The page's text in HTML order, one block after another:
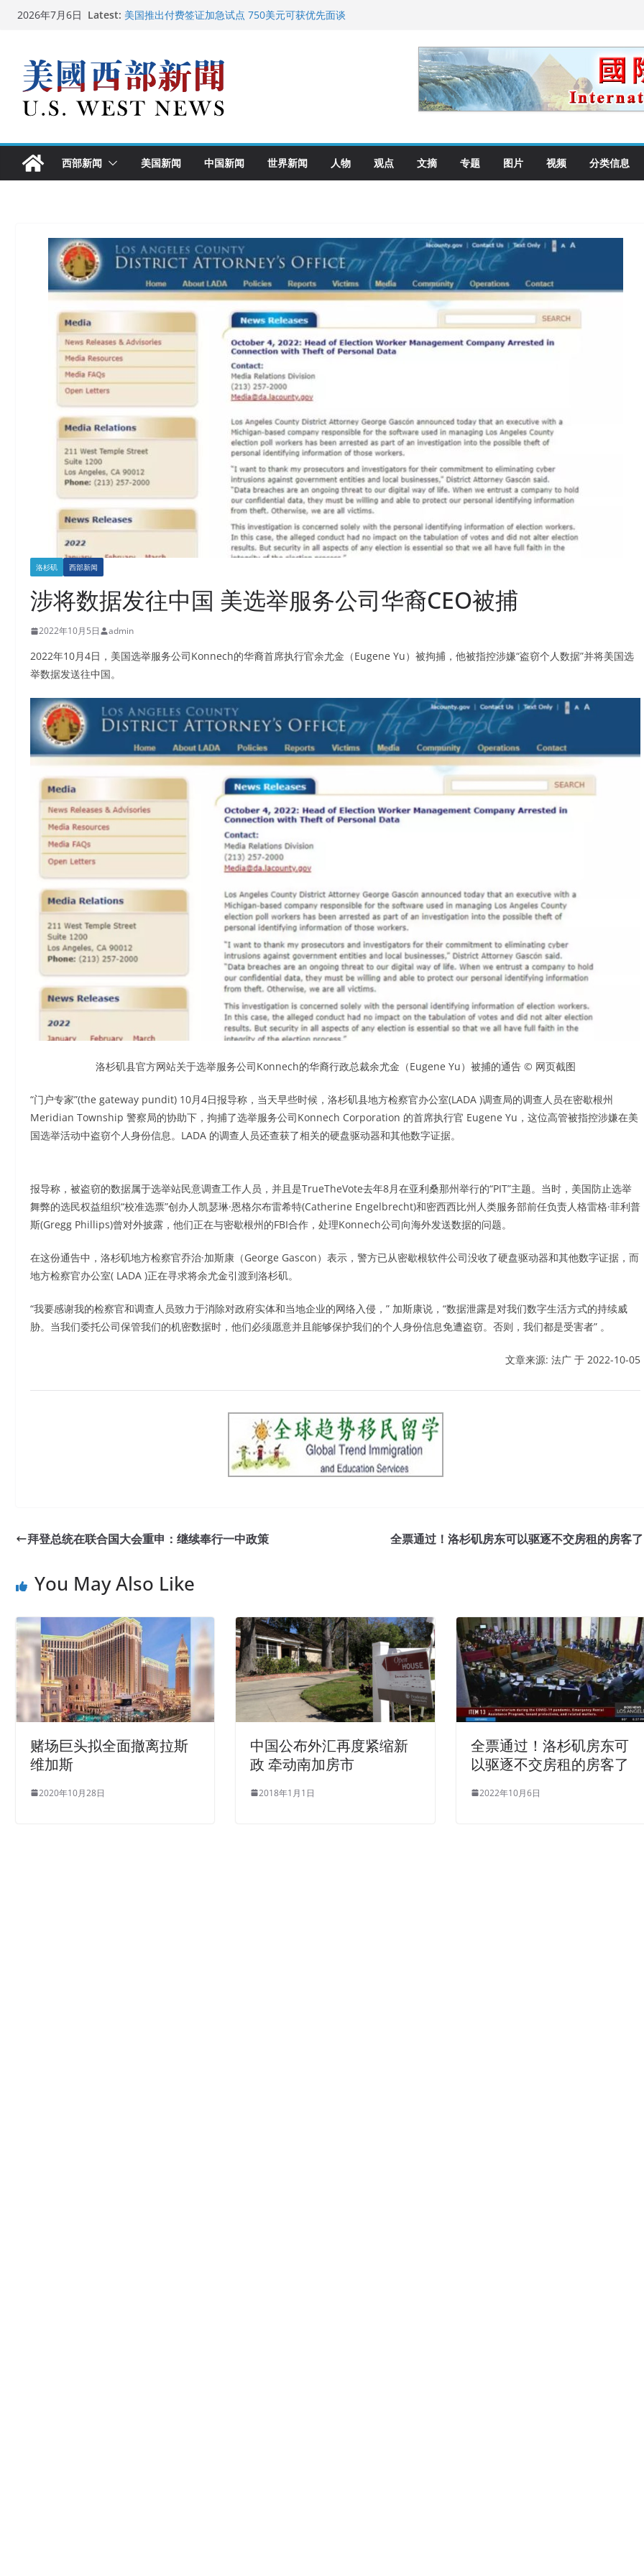
Skip2026年7月6日 Latest: 美国推出付费签证加急试点 750美元可获优先面谈
中国驻美国大使谢锋邀请美国老教师罗纳德·萨科尔斯基再次访华
广州市沉香协会会长周天明：让沉香有序走向世界
西部新闻 美国新闻 中国新闻 世界新闻 人物 观点 文摘 专题 图片 视频 分类信息
洛杉矶 西部新闻
涉将数据发往中国 美选举服务公司华裔CEO被捕
2022年10月5日 admin
2022年10月4日，美国选举服务公司Konnech的华裔首席执行官余尤金（Eugene Yu）被拘捕，他被指控涉嫌“盗窃个人数据”并将美国选
举数据发送往中国。
洛杉矶县官方网站关于选举服务公司Konnech的华裔行政总裁余尤金（Eugene Yu）被捕的通告 © 网页截图
“门户专家”(the gateway pundit) 10月4日报导称，当天早些时候，洛杉矶县地方检察官办公室(LADA )调查局的调查人员在密歇根州
Meridian Township 警察局的协助下，拘捕了选举服务公司Konnech Corporation 的首席执行官 Eugene Yu，这位高管被指控涉嫌在美
国选举活动中盗窃个人身份信息。LADA 的调查人员还查获了相关的硬盘驱动器和其他数字证据。
报导称，被盗窃的数据属于选举站民意调查工作人员，并且是TrueTheVote去年8月在亚利桑那州举行的“PIT”主题。当时，美国防止选举
舞弊的选民权益组织“校准选票”创办人凯瑟琳·恩格尔布雷希特(Catherine Engelbrecht)和密西西比州人类服务部前任负责人格雷格·菲利普
斯(Gregg Phillips)曾对外披露，他们正在与密歇根州的FBI合作，处理Konnech公司向海外发送数据的问题。
在这份通告中，洛杉矶地方检察官乔治·加斯康（George Gascon）表示，警方已从密歇根软件公司没收了硬盘驱动器和其他数字证据，而
地方检察官办公室( LADA )正在寻求将余尤金引渡到洛杉矶。
“我要感谢我的检察官和调查人员致力于消除对政府实体和当地企业的网络入侵，” 加斯康说，“数据泄露是对我们数字生活方式的持续威
胁。当我们委托公司保管我们的机密数据时，他们必须愿意并且能够保护我们的个人身份信息免遭盗窃。否则，我们都是受害者” 。
文章来源: 法广 于 2022-10-05
拜登总统在联合国大会重申：继续奉行一中政策 全票通过！洛杉矶房东可以驱逐不交房租的房客了
You May Also Like
赌场巨头拟全面撤离拉斯
维加斯
2020年10月28日
中国公布外汇再度紧缩新
政 牵动南加房市
2018年1月1日
全票通过！洛杉矶房东可
以驱逐不交房租的房客了
2022年10月6日